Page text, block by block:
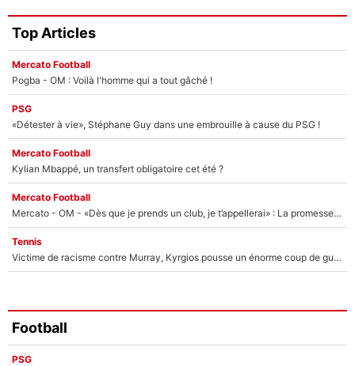
Top Articles
Mercato Football
Pogba - OM : Voilà l'homme qui a tout gâché !
PSG
«Détester à vie», Stéphane Guy dans une embrouille à cause du PSG !
Mercato Football
Kylian Mbappé, un transfert obligatoire cet été ?
Mercato Football
Mercato - OM - «Dès que je prends un club, je t’appellerai» : La promesse de Marcelino au moment de claquer la porte
Tennis
Victime de racisme contre Murray, Kyrgios pousse un énorme coup de gueule !
Football
PSG